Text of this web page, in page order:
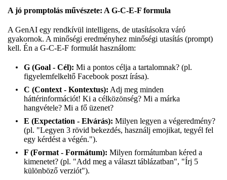
A jó promptolás művészete: A G-C-E-F formula
A GenAI egy rendkívül intelligens, de utasításokra váró
gyakornok. A minőségi eredményhez minőségi utasítás (prompt)
kell. Én a G-C-E-F formulát használom:
G (Goal - Cél): Mi a pontos célja a tartalomnak? (pl.
figyelemfelkeltő Facebook poszt írása).
C (Context - Kontextus): Adj meg minden
háttérinformációt! Ki a célközönség? Mi a márka
hangvétele? Mi a fő üzenet?
E (Expectation - Elvárás): Milyen legyen a végeredmény?
(pl. "Legyen 3 rövid bekezdés, használj emojikat, tegyél fel
egy kérdést a végén.").
F (Format - Formátum): Milyen formátumban kéred a
kimenetet? (pl. "Add meg a választ táblázatban", "Írj 5
különböző verziót").